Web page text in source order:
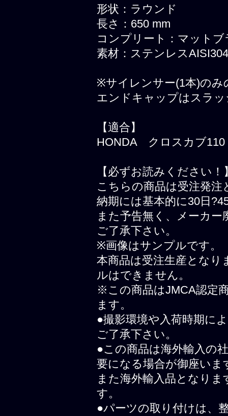
形状：ラウンド
長さ：650 mm
コンプリート：マット
素材：ステンレスAISI304
※サイレンサー(1本)のみ
エンドキャップはスラ
【適合】
HONDA クロスカブ
【必ずお読みください！
こちらの商品は受注発注
納期には基本的に30日
また予告無く、メーカ
ご了承下さい。
※画像はサンプルです。
本商品は受注生産となり
ルはできません。
※この商品はJMCA認定
ます。
●撮影環境や入荷時期に
ご了承下さい。
●この商品は海外輸入の
要になる場合が御座いま
また海外輸入品となり
す。
●パーツの取り付けは、